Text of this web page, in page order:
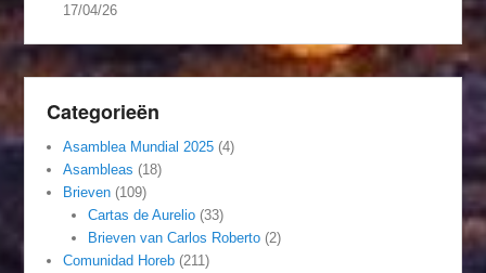
17/04/26
Categorieën
Asamblea Mundial 2025 (4)
Asambleas (18)
Brieven (109)
Cartas de Aurelio(33)
Brieven van Carlos Roberto(2)
Comunidad Horeb (211)